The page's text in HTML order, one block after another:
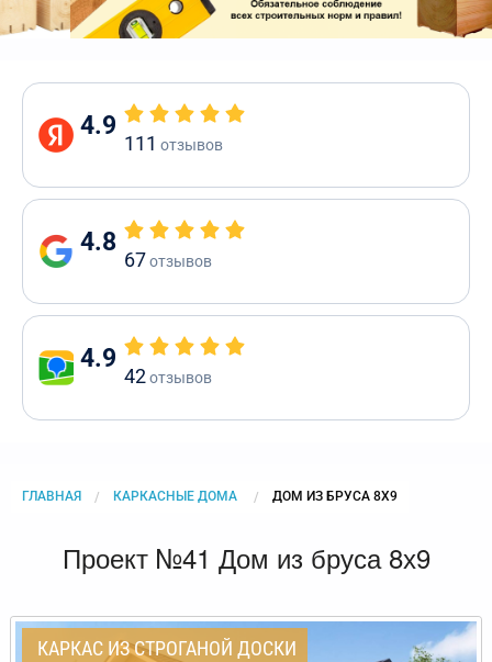
4.9
111 отзывов
4.8
67отзывов
4.9
42отзывов
ГЛАВНАЯ КАРКАСНЫЕ ДОМА CURRENT:
ДОМ ИЗ БРУСА 8Х9
Проект №41 Дом из бруса 8х9
КАРКАС ИЗ СТРОГАНОЙ ДОСКИ